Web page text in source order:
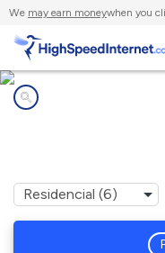
We may earn moneywhen you